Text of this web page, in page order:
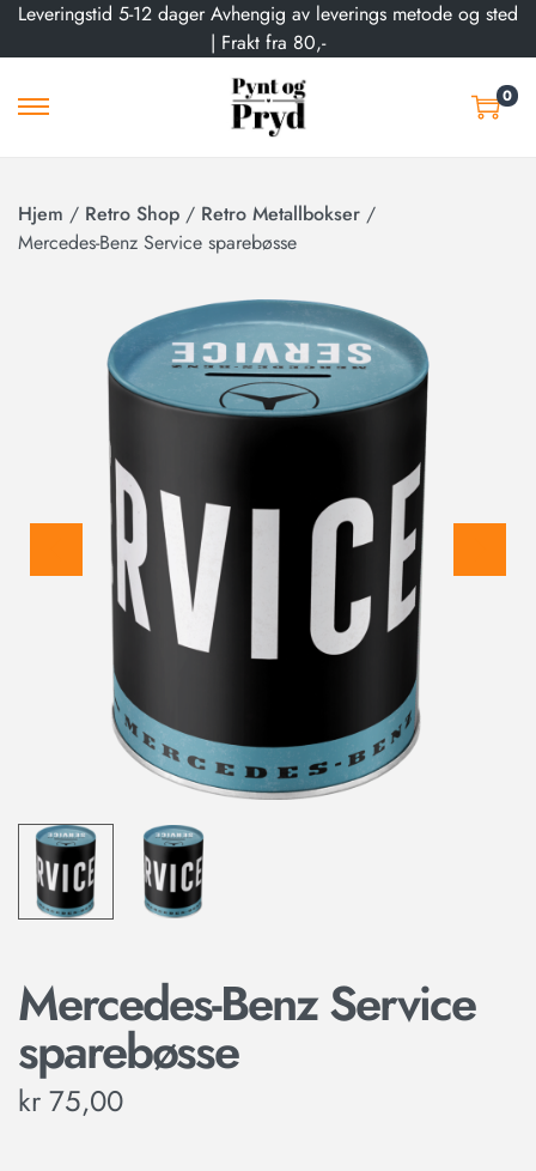
Leveringstid 5-12 dager Avhengig av leverings metode og sted
| Frakt fra 80,-
0
Hjem / Retro Shop / Retro Metallbokser /
Mercedes-Benz Service sparebøsse
Mercedes-Benz Service
sparebøsse
kr 75,00